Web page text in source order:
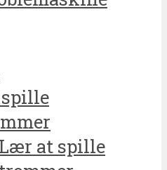
Lær at spille